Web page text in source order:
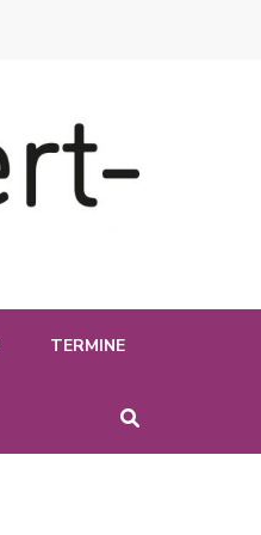
TERMINE